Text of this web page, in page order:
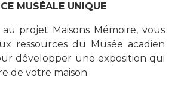
MUSÉALE UNIQUE
projet Maisons Mémoire, vous
ressources du Musée acadien
développer une exposition qui
de votre maison.